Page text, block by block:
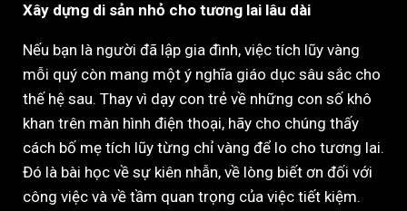
Xây dựng di sản nhỏ cho tương lai lâu dài
Nếu bạn là người đã lập gia đình, việc tích lũy vàng
mỗi quý còn mang một ý nghĩa giáo dục sâu sắc cho
thế hệ sau. Thay vì dạy con trẻ về những con số khô
khan trên màn hình điện thoại, hãy cho chúng thấy
cách bố mẹ tích lũy từng chỉ vàng để lo cho tương lai.
Đó là bài học về sự kiên nhẫn, về lòng biết ơn đối với
công việc và về tầm quan trọng của việc tiết kiệm.